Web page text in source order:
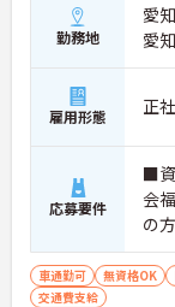
勤務地
愛
愛
雇用形態 正
応募要件
■
会
の
可
車通勤可 無資格OK
交通費支給